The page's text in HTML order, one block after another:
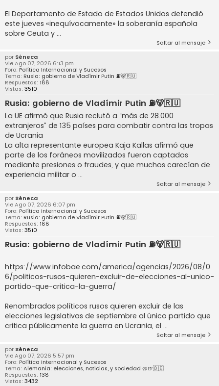
El Departamento de Estado de Estados Unidos defendió
este jueves «inequívocamente» la soberanía española
sobre Ceuta y ...
Saltar al mensaje
por Séneca
Vie Ago 07, 2026 6:13 pm
Foro: Política Internacional y Sucesos
Tema: Rusia: gobierno de Vladímir Putin ⛽️🐻🇷🇺
Respuestas: 188
Vistas: 3510
Rusia: gobierno de Vladímir Putin ⛽️🐻🇷🇺
La UE afirmó que Rusia reclutó a “más de 28.000
extranjeros” de 135 países para combatir contra las tropas
de Ucrania
La alta representante europea Kaja Kallas afirmó que
parte de los foráneos movilizados fueron captados
mediante presiones o fraudes, y que muchos carecían de
experiencia militar o ...
Saltar al mensaje
por Séneca
Vie Ago 07, 2026 6:07 pm
Foro: Política Internacional y Sucesos
Tema: Rusia: gobierno de Vladímir Putin ⛽️🐻🇷🇺
Respuestas: 188
Vistas: 3510
Rusia: gobierno de Vladímir Putin ⛽️🐻🇷🇺
https://www.infobae.com/america/agencias/2026/08/0
6/politicos-rusos-quieren-excluir-de-elecciones-al-unico-
partido-que-critica-la-guerra/
Renombrados políticos rusos quieren excluir de las
elecciones legislativas de septiembre al único partido que
critica públicamente la guerra en Ucrania, el ...
Saltar al mensaje
por Séneca
Vie Ago 07, 2026 5:57 pm
Foro: Política Internacional y Sucesos
Tema: Alemania: elecciones, noticias, y sociedad 🥨🍺🇩🇪
Respuestas: 138
Vistas: 3432